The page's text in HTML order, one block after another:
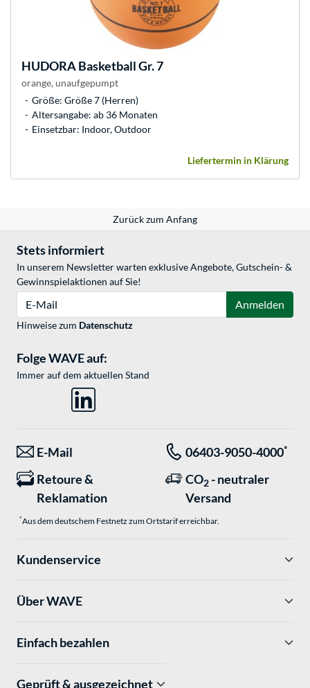
HUDORABasketball Gr. 7
orange, unaufgepumpt
Größe: Größe 7 (Herren)
Altersangabe: ab 36 Monaten
Einsetzbar: Indoor, Outdoor
Liefertermin in Klärung
Zurück zum Anfang
Stets informiert
In unserem Newsletter warten exklusive Angebote, Gutschein- &
Gewinnspielaktionen auf Sie!
Anmelden
Hinweise zum Datenschutz
Folge WAVE auf:
Immer auf dem aktuellen Stand
E-Mail 06403-9050-4000*
Retoure &
Reklamation
CO2 - neutraler
Versand
*Aus dem deutschem Festnetz zum Ortstarif erreichbar.
Kundenservice
Über WAVE
Einfach bezahlen
Geprüft & ausgezeichnet